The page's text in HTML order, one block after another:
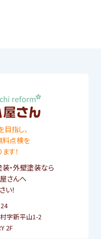
指し、
料点検を
す！
・外壁塗装なら
さんへ
い！
字新平山1-2
2F